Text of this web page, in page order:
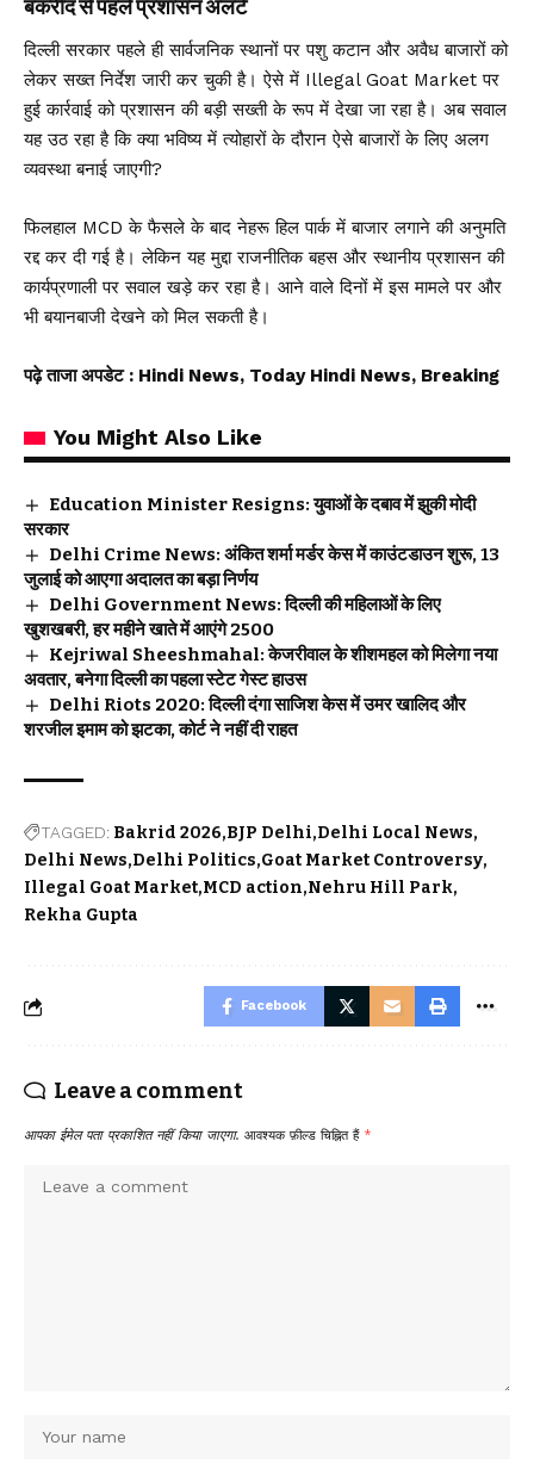
बकरीद से पहले प्रशासन अलर्ट
दिल्ली सरकार पहले ही सार्वजनिक स्थानों पर पशु कटान और अवैध बाजारों को
लेकर सख्त निर्देश जारी कर चुकी है। ऐसे में Illegal Goat Market पर
हुई कार्रवाई को प्रशासन की बड़ी सख्ती के रूप में देखा जा रहा है। अब सवाल
यह उठ रहा है कि क्या भविष्य में त्योहारों के दौरान ऐसे बाजारों के लिए अलग
व्यवस्था बनाई जाएगी?
फिलहाल MCD के फैसले के बाद नेहरू हिल पार्क में बाजार लगाने की अनुमति
रद्द कर दी गई है। लेकिन यह मुद्दा राजनीतिक बहस और स्थानीय प्रशासन की
कार्यप्रणाली पर सवाल खड़े कर रहा है। आने वाले दिनों में इस मामले पर और
भी बयानबाजी देखने को मिल सकती है।
पढ़े ताजा अपडेट : Hindi News, Today Hindi News, Breaking
You Might Also Like
Education Minister Resigns: युवाओं के दबाव में झुकी मोदी
सरकार
Delhi Crime News: अंकित शर्मा मर्डर केस में काउंटडाउन शुरू, 13
जुलाई को आएगा अदालत का बड़ा निर्णय
Delhi Government News: दिल्ली की महिलाओं के लिए
खुशखबरी, हर महीने खाते में आएंगे ₹2500
Kejriwal Sheeshmahal: केजरीवाल के शीशमहल को मिलेगा नया
अवतार, बनेगा दिल्ली का पहला स्टेट गेस्ट हाउस
Delhi Riots 2020: दिल्ली दंगा साजिश केस में उमर खालिद और
शरजील इमाम को झटका, कोर्ट ने नहीं दी राहत
TAGGED: Bakrid 2026 BJP Delhi Delhi Local News
Delhi News Delhi Politics Goat Market Controversy
Illegal Goat Market MCD action Nehru Hill Park
Rekha Gupta
Facebook
Leave a comment
आपका ईमेल पता प्रकाशित नहीं किया जाएगा. आवश्यक फ़ील्ड चिह्नित हैं *